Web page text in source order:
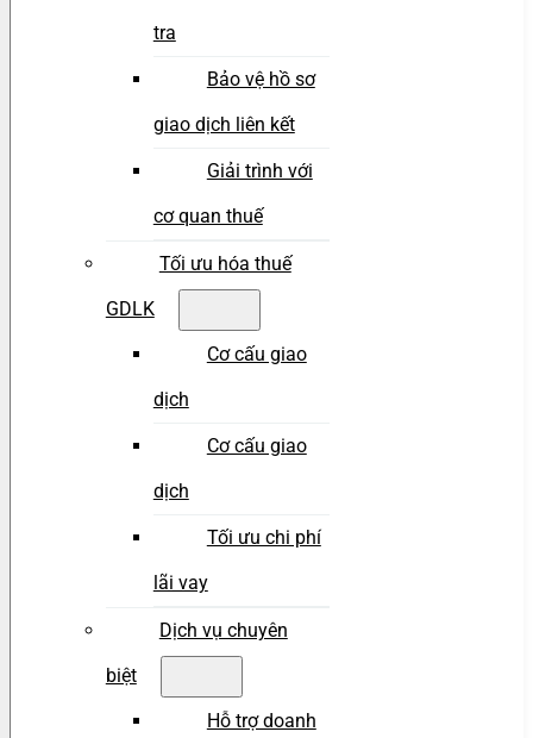
tra
Bảo vệ hồ sơ
giao dịch liên kết
Giải trình với
cơ quan thuế
Tối ưu hóa thuế
GDLK
Cơ cấu giao
dịch
Cơ cấu giao
dịch
Tối ưu chi phí
lãi vay
Dịch vụ chuyên
biệt
Hỗ trợ doanh